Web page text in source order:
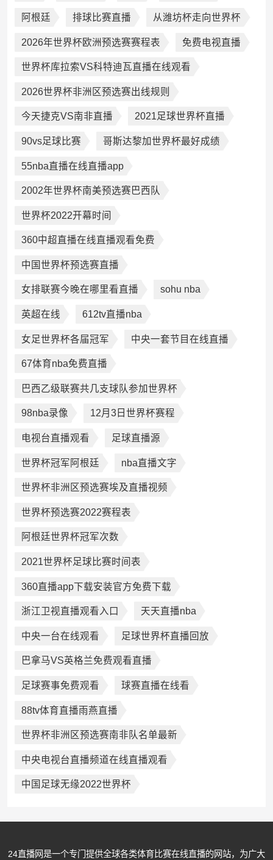
阿根廷 排球比赛直播 从潍坊杯走向世界杯
2026年世界杯欧洲预选赛赛程表 免费电视直播
世界杯库拉索VS科特迪瓦直播在线观看
2026世界杯非洲区预选赛出线规则
今天捷克VS南非直播 2021足球世界杯直播
90vs足球比赛 哥斯达黎加世界杯最好成绩
55nba直播在线直播app
2002年世界杯南美预选赛巴西队
世界杯2022开幕时间
360中超直播在线直播观看免费
中国世界杯预选赛直播
女排联赛今晚在哪里看直播 sohu nba
英超在线 612tv直播nba
女足世界杯各届冠军 中央一套节目在线直播
67体育nba免费直播
巴西乙级联赛共几支球队参加世界杯
98nba录像 12月3日世界杯赛程
电视台直播观看 足球直播源
世界杯冠军阿根廷 nba直播文字
世界杯非洲区预选赛埃及直播视频
世界杯预选赛2022赛程表
阿根廷世界杯冠军次数
2021世界杯足球比赛时间表
360直播app下载安装官方免费下载
浙江卫视直播观看入口 天天直播nba
中央一台在线观看 足球世界杯直播回放
巴拿马VS英格兰免费观看直播
足球赛事免费观看 球赛直播在线看
88tv体育直播雨燕直播
世界杯非洲区预选赛南非队名单最新
中央电视台直播频道在线直播观看
中国足球无缘2022世界杯
24直播网是一个专门提供全球各类体育比赛在线直播的网站，为广大